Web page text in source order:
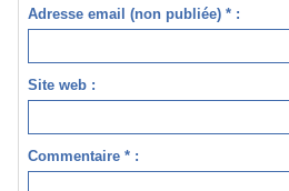
Adresse email (non publiée) * :
Site web :
Commentaire * :